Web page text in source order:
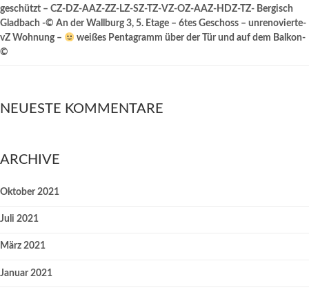
geschützt – CZ-DZ-AAZ-ZZ-LZ-SZ-TZ-VZ-OZ-AAZ-HDZ-TZ- Bergisch
Gladbach -© An der Wallburg 3, 5. Etage – 6tes Geschoss – unrenovierte-
vZ Wohnung –
weißes Pentagramm über der Tür und auf dem Balkon-
©
NEUESTE KOMMENTARE
ARCHIVE
Oktober 2021
Juli 2021
März 2021
Januar 2021